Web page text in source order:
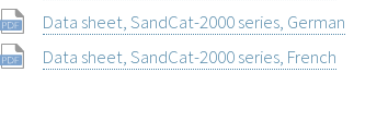
Data sheet, SandCat-2000 series, German
Data sheet, SandCat-2000 series, French